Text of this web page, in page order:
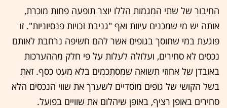
החיבור של שתי המגמות הללו יוצר תופעה פחות מוכרת,
אותה יש מי שמכנים עיוות ואף "גניבת זכויות פנסיוניות". זו
פוגעת במי שחוסך בגופים אשר להם חשיפה נרחבת לאותם
נכסים לא סחירים, ועלולה לעלות על פי חלק מההערכות
באובדן של אחוזי תשואה שמסתכמים בלא מעט כסף. זאת
בשל הקושי של גופים מוסדיים לשערך את שווי הנכסים הלא
סחירים באופן רציף, באופן שיהלום את שוויים בפועל.